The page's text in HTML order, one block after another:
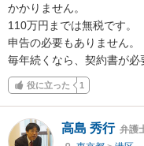
かかりません。
110万円までは無税です。
申告の必要もありません。
毎年続くなら、契約書が必
役に立った 1
高島 秀行 弁護